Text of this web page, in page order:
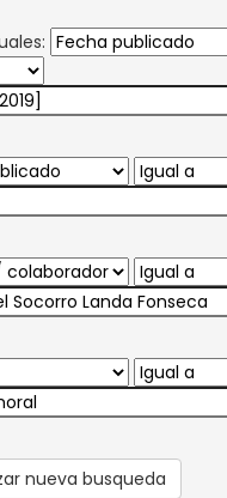
nueva busqueda